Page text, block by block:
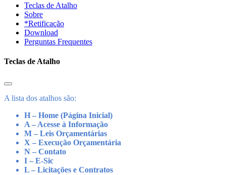
Teclas de Atalho
Sobre
*Retificação
Download
Perguntas Frequentes
Teclas de Atalho
A lista dos atalhos são:
H – Home (Página Inicial)
A – Acesse à Informação
M – Leis Orçamentárias
X – Execução Orçamentária
N – Contato
I – E-Sic
L – Licitações e Contratos